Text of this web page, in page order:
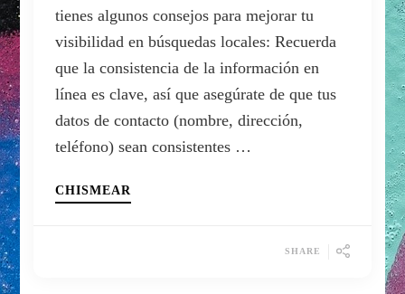
tienes algunos consejos para mejorar tu
visibilidad en búsquedas locales: Recuerda
que la consistencia de la información en
línea es clave, así que asegúrate de que tus
datos de contacto (nombre, dirección,
teléfono) sean consistentes …
CHISMEAR
SHARE